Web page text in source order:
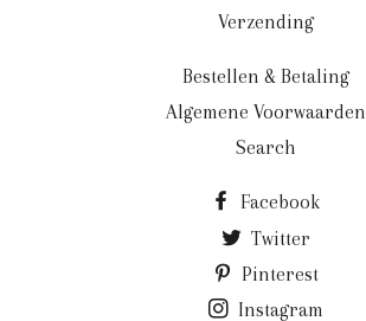
Verzending
Bestellen & Betaling
Algemene Voorwaarden
Search
Facebook
Twitter
Pinterest
Instagram